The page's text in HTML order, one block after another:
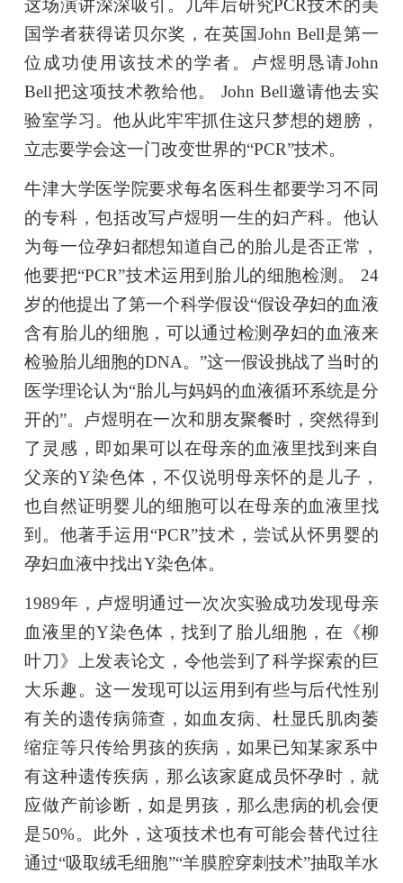
这场演讲深深吸引。几年后研究PCR技术的美
国学者获得诺贝尔奖，在英国John Bell是第一
位成功使用该技术的学者。卢煜明恳请John
Bell把这项技术教给他。 John Bell邀请他去实
验室学习。他从此牢牢抓住这只梦想的翅膀，
立志要学会这一门改变世界的“PCR”技术。
牛津大学医学院要求每名医科生都要学习不同
的专科，包括改写卢煜明一生的妇产科。他认
为每一位孕妇都想知道自己的胎儿是否正常，
他要把“PCR”技术运用到胎儿的细胞检测。 24
岁的他提出了第一个科学假设“假设孕妇的血液
含有胎儿的细胞，可以通过检测孕妇的血液来
检验胎儿细胞的DNA。”这一假设挑战了当时的
医学理论认为“胎儿与妈妈的血液循环系统是分
开的”。卢煜明在一次和朋友聚餐时，突然得到
了灵感，即如果可以在母亲的血液里找到来自
父亲的Y染色体，不仅说明母亲怀的是儿子，
也自然证明婴儿的细胞可以在母亲的血液里找
到。他著手运用“PCR”技术，尝试从怀男婴的
孕妇血液中找出Y染色体。
1989年，卢煜明通过一次次实验成功发现母亲
血液里的Y染色体，找到了胎儿细胞，在《柳
叶刀》上发表论文，令他尝到了科学探索的巨
大乐趣。这一发现可以运用到有些与后代性别
有关的遗传病筛查，如血友病、杜显氏肌肉萎
缩症等只传给男孩的疾病，如果已知某家系中
有这种遗传疾病，那么该家庭成员怀孕时，就
应做产前诊断，如是男孩，那么患病的机会便
是50%。此外，这项技术也有可能会替代过往
通过“吸取绒毛细胞”“羊膜腔穿刺技术”抽取羊水